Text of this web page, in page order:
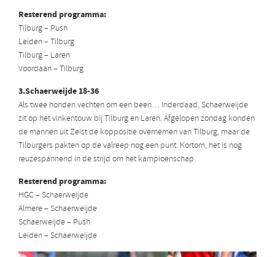
Resterend programma:
Tilburg – Push
Leiden – Tilburg
Tilburg – Laren
Voordaan – Tilburg
3.Schaerweijde 18-36
Als twee honden vechten om een been… Inderdaad, Schaerweijde
zit op het vinkentouw bij Tilburg en Laren. Afgelopen zondag konden
de mannen uit Zeist de koppositie overnemen van Tilburg, maar de
Tilburgers pakten op de valreep nog een punt. Kortom, het is nog
reuzespannend in de strijd om het kampioenschap.
Resterend programma:
HGC – Schaerweijde
Almere – Schaerweijde
Schaerweijde – Push
Leiden – Schaerweijde